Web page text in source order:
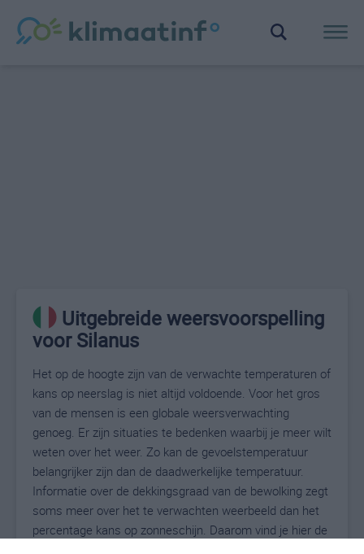
Uitgebreide weersvoorspelling
voor Silanus
Het op de hoogte zijn van de verwachte temperaturen of
kans op neerslag is niet altijd voldoende. Voor het gros
van de mensen is een globale weersverwachting
genoeg. Er zijn situaties te bedenken waarbij je meer wilt
weten over het weer. Zo kan de gevoelstemperatuur
belangrijker zijn dan de daadwerkelijke temperatuur.
Informatie over de dekkingsgraad van de bewolking zegt
soms meer over het te verwachten weerbeeld dan het
percentage kans op zonneschijn. Daarom vind je hier de